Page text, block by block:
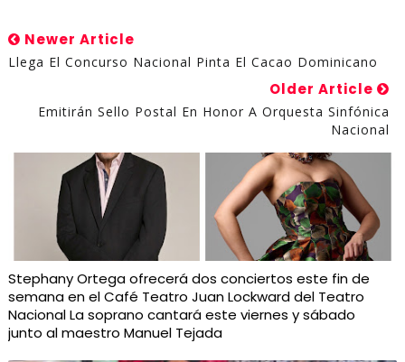
Newer Article
Llega El Concurso Nacional Pinta El Cacao Dominicano
Older Article
Emitirán Sello Postal En Honor A Orquesta Sinfónica
Nacional
Stephany Ortega ofrecerá dos conciertos este fin de
semana en el Café Teatro Juan Lockward del Teatro
Nacional La soprano cantará este viernes y sábado
junto al maestro Manuel Tejada